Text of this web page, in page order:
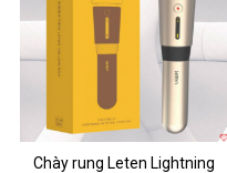
Chày rung Leten Lightning